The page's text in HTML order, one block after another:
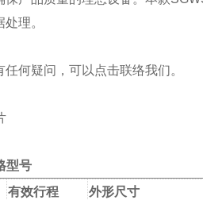
理。
任何疑问，可以点击联络我们。
型号
有效行程
外形尺寸